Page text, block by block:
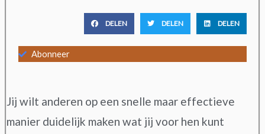
DELEN DELEN DELEN
Abonneer
Jij wilt anderen op een snelle maar effectieve
manier duidelijk maken wat jij voor hen kunt